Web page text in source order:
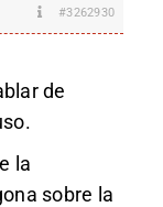
#3262930
de
la
sobre la